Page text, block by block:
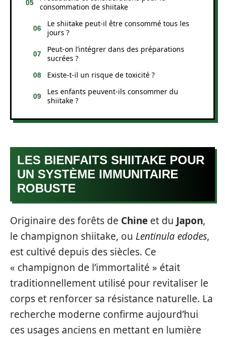
consommation de shiitake
Le shiitake peut-il être consommé tous les
jours ?
Peut-on l’intégrer dans des préparations
sucrées ?
Existe-t-il un risque de toxicité ?
Les enfants peuvent-ils consommer du
shiitake ?
LES BIENFAITS SHIITAKE POUR
UN SYSTÈME IMMUNITAIRE
ROBUSTE
Originaire des forêts de Chine et du Japon,
le champignon shiitake, ou Lentinula edodes,
est cultivé depuis des siècles. Ce
« champignon de l’immortalité » était
traditionnellement utilisé pour revitaliser le
corps et renforcer sa résistance naturelle. La
recherche moderne confirme aujourd’hui
ces usages anciens en mettant en lumière